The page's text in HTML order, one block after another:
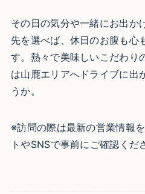
その日の気分や一緒にお出か
先を選べば、休日のお腹も心
す。熱々で美味しいこだわり
は山鹿エリアへドライブに出
うか。
※訪問の際は最新の営業情報
トやSNSで事前にご確認くだ